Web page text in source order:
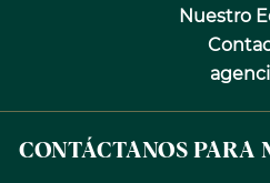
Nuestro
CONTÁCTANOS PARA